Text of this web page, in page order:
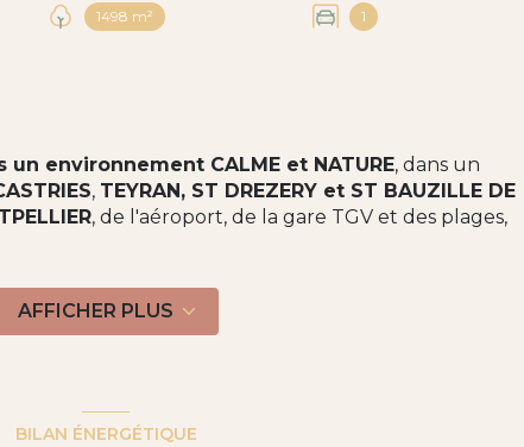
1498 m² 1
un environnement CALME et NATURE, dans un
, TEYRAN, ST DREZERY et ST BAUZILLE DE
, de l'aéroport, de la gare TGV et des plages,
AFFICHER PLUS
BILAN ÉNERGÉTIQUE